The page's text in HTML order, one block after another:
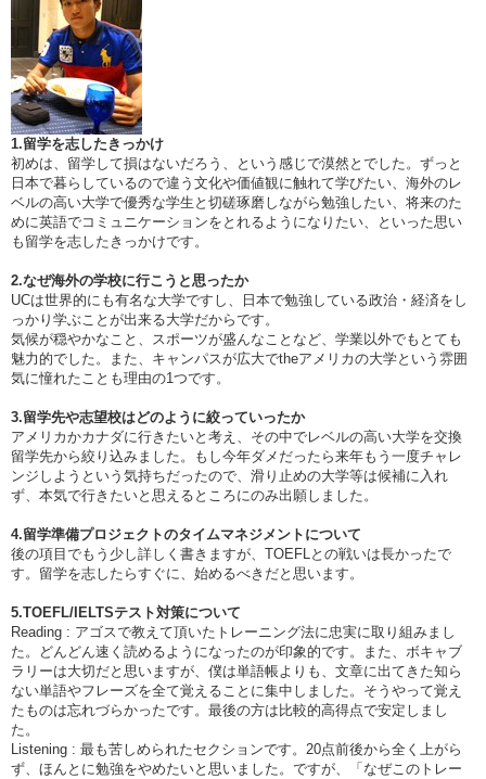
1.留学を志したきっかけ
初めは、留学して損はないだろう、という感じで漠然とでした。ずっと
日本で暮らしているので違う文化や価値観に触れて学びたい、海外のレ
ベルの高い大学で優秀な学生と切磋琢磨しながら勉強したい、将来のた
めに英語でコミュニケーションをとれるようになりたい、といった思い
も留学を志したきっかけです。
2.なぜ海外の学校に行こうと思ったか
UCは世界的にも有名な大学ですし、日本で勉強している政治・経済をし
っかり学ぶことが出来る大学だからです。
気候が穏やかなこと、スポーツが盛んなことなど、学業以外でもとても
魅力的でした。また、キャンパスが広大でtheアメリカの大学という雰囲
気に憧れたことも理由の1つです。
3.留学先や志望校はどのように絞っていったか
アメリカかカナダに行きたいと考え、その中でレベルの高い大学を交換
留学先から絞り込みました。もし今年ダメだったら来年もう一度チャレ
ンジしようという気持ちだったので、滑り止めの大学等は候補に入れ
ず、本気で行きたいと思えるところにのみ出願しました。
4.留学準備プロジェクトのタイムマネジメントについて
後の項目でもう少し詳しく書きますが、TOEFLとの戦いは長かったで
す。留学を志したらすぐに、始めるべきだと思います。
5.TOEFL/IELTSテスト対策について
Reading : アゴスで教えて頂いたトレーニング法に忠実に取り組みまし
た。どんどん速く読めるようになったのが印象的です。また、ボキャブ
ラリーは大切だと思いますが、僕は単語帳よりも、文章に出てきた知ら
ない単語やフレーズを全て覚えることに集中しました。そうやって覚え
たものは忘れづらかったです。最後の方は比較的高得点で安定しまし
た。
Listening : 最も苦しめられたセクションです。20点前後から全く上がら
ず、ほんとに勉強をやめたいと思いました。ですが、「なぜこのトレー